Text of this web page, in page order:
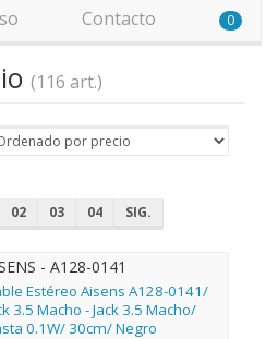
Contacto 0
(116 art.)
02 03 04 SIG.
- A128-0141
Estéreo Aisens A128-0141/
3.5 Macho - Jack 3.5 Macho/
0.1W/ 30cm/ Negro